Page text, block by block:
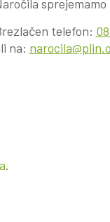
sprejemamo
telefon:
na:
.